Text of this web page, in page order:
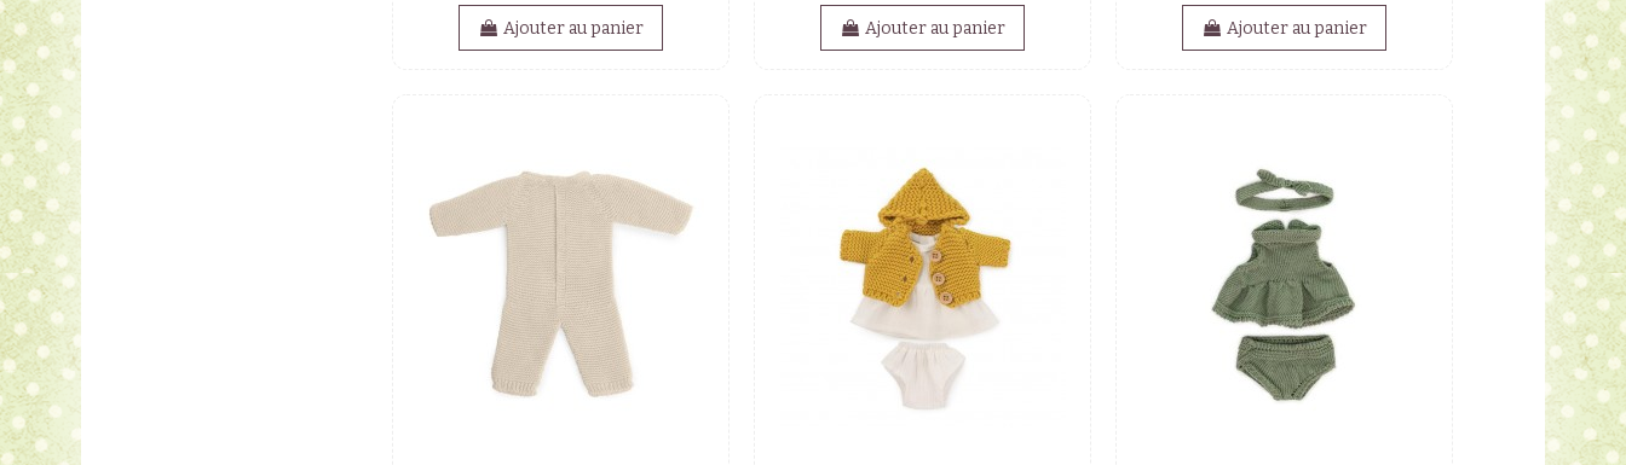
Ajouter au panier Ajouter au panier Ajouter au panier